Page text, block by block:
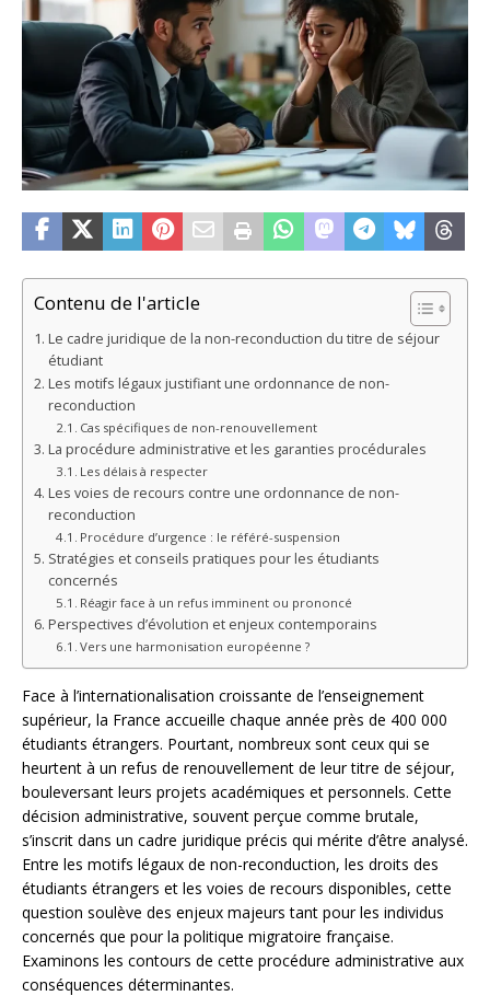
Contenu de l'article
Le cadre juridique de la non-reconduction du titre de séjour
étudiant
Les motifs légaux justifiant une ordonnance de non-
reconduction
Cas spécifiques de non-renouvellement
La procédure administrative et les garanties procédurales
Les délais à respecter
Les voies de recours contre une ordonnance de non-
reconduction
Procédure d’urgence : le référé-suspension
Stratégies et conseils pratiques pour les étudiants
concernés
Réagir face à un refus imminent ou prononcé
Perspectives d’évolution et enjeux contemporains
Vers une harmonisation européenne ?
Face à l’internationalisation croissante de l’enseignement
supérieur, la France accueille chaque année près de 400 000
étudiants étrangers. Pourtant, nombreux sont ceux qui se
heurtent à un refus de renouvellement de leur titre de séjour,
bouleversant leurs projets académiques et personnels. Cette
décision administrative, souvent perçue comme brutale,
s’inscrit dans un cadre juridique précis qui mérite d’être analysé.
Entre les motifs légaux de non-reconduction, les droits des
étudiants étrangers et les voies de recours disponibles, cette
question soulève des enjeux majeurs tant pour les individus
concernés que pour la politique migratoire française.
Examinons les contours de cette procédure administrative aux
conséquences déterminantes.